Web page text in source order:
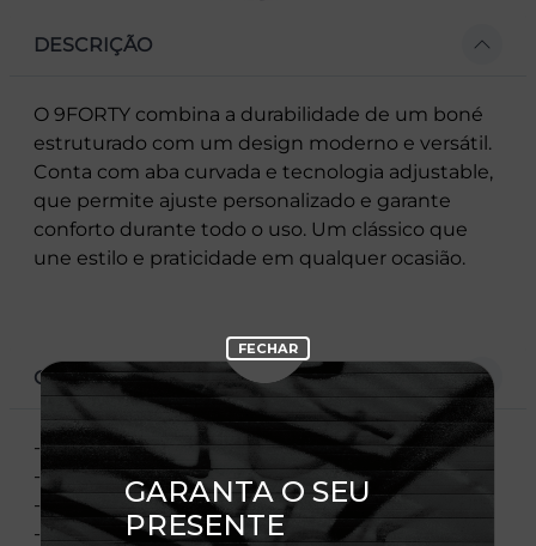
DESCRIÇÃO
O 9FORTY combina a durabilidade de um boné
estruturado com um design moderno e versátil.
Conta com aba curvada e tecnologia adjustable,
que permite ajuste personalizado e garante
conforto durante todo o uso. Um clássico que
une estilo e praticidade em qualquer ocasião.
CARACTERÍSTICAS
- Modelo Ajustável
- Aba curva
- Copa estruturada
- Flag bordada no lado esquerdo